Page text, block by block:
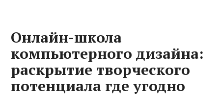
Онлайн-школа
компьютерного дизайна:
раскрытие творческого
потенциала где угодно